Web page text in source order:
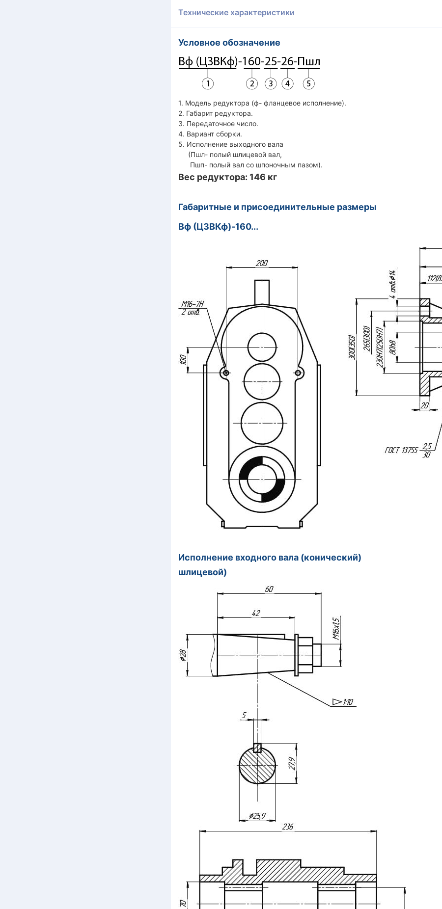
Технические характеристики
Условное обозначение
1. Модель редуктора (ф- фланцевое исполнение).
2. Габарит редуктора.
3. Передаточное число.
4. Вариант сборки.
5. Исполнение выходного вала
(Пшл- полый шлицевой вал,
Пшп- полый вал со шпоночным пазом).
Вес редуктора: 146 кг
Габаритные и присоединительные размеры
Вф (Ц3ВКф)-160...
Исполнение входного вала (конический)
шлицевой)